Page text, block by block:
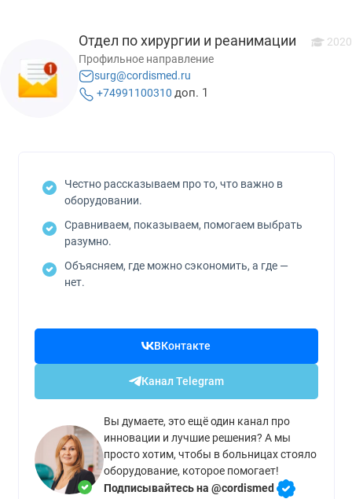
Отдел по хирургии и реанимации 2020
Профильное направление
surg@cordismed.ru
+74991100310 доп. 1
Честно рассказываем про то, что важно в
оборудовании.
Сравниваем, показываем, помогаем выбрать
разумно.
Объясняем, где можно сэкономить, а где —
нет.
ВКонтакте
Канал Telegram
Вы думаете, это ещё один канал про
инновации и лучшие решения? А мы
просто хотим, чтобы в больницах стояло
оборудование, которое помогает!
Подписывайтесь на @cordismed